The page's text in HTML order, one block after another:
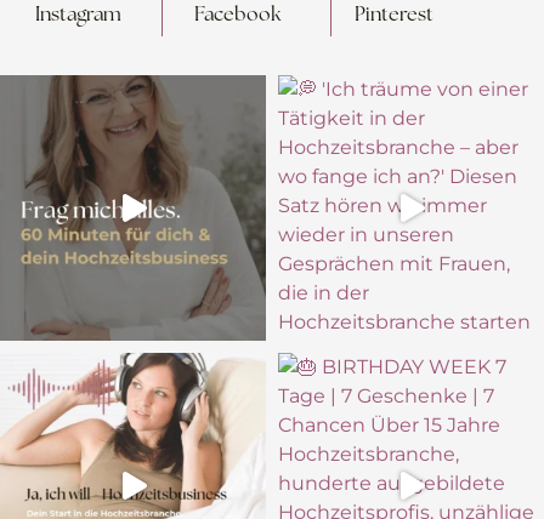
Instagram Facebook Pinterest